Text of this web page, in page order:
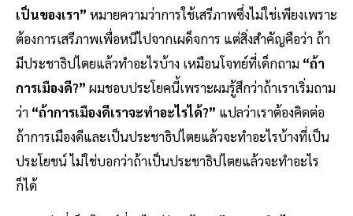
เป็นของเรา” หมายความว่าการใช้เสรีภาพซึ่งไม่ใช่เพียงเพราะ
ต้องการเสรีภาพเพื่อหนีไปจากเผด็จการ แต่สิ่งสำคัญคือว่า ถ้า
มีประชาธิปไตยแล้วทำอะไรบ้าง เหมือนโจทย์ที่เด็กถาม “ถ้า
การเมืองดี?” ผมชอบประโยคนี้เพราะผมรู้สึกว่าถ้าเราเริ่มถาม
ว่า “ถ้าการเมืองดีเราจะทำอะไรได้?” แปลว่าเราต้องคิดต่อ
ถ้าการเมืองดีและเป็นประชาธิปไตยแล้วจะทำอะไรบ้างที่เป็น
ประโยชน์ ไม่ใช่บอกว่าถ้าเป็นประชาธิปไตยแล้วจะทำอะไร
ก็ได้